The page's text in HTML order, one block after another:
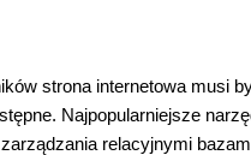
strona internetowa musi
Najpopularniejsze
relacyjnymi